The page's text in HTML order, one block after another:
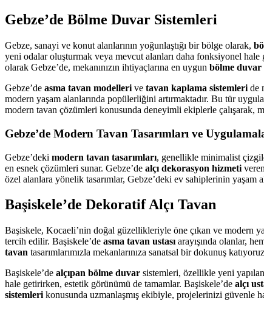
Gebze’de Bölme Duvar Sistemleri
Gebze, sanayi ve konut alanlarının yoğunlaştığı bir bölge olarak,
yeni odalar oluşturmak veya mevcut alanları daha fonksiyonel
olarak Gebze’de, mekanınızın ihtiyaçlarına en uygun bölme duvar
Gebze’de asma tavan modelleri ve tavan kaplama sistemleri de
modern yaşam alanlarında popülerliğini artırmaktadır. Bu tür
modern tavan çözümleri konusunda deneyimli ekiplerle çalışarak,
Gebze’de Modern Tavan Tasarımları ve
Gebze’deki modern tavan tasarımları, genellikle minimalist
en esnek çözümleri sunar. Gebze’de alçı dekorasyon hizmeti
özel alanlara yönelik tasarımlar, Gebze’deki ev sahiplerinin yaşam
Başiskele’de Dekoratif Alçı Tavan
Başiskele, Kocaeli’nin doğal güzellikleriyle öne çıkan ve modern
tercih edilir. Başiskele’de asma tavan ustası arayışında olanlar,
tavan tasarımlarımızla mekanlarınıza sanatsal bir dokunuş
Başiskele’de alçıpan bölme duvar sistemleri, özellikle yeni
hale getirirken, estetik görünümü de tamamlar. Başiskele’de alçı
sistemleri konusunda uzmanlaşmış ekibiyle, projelerinizi güvenle